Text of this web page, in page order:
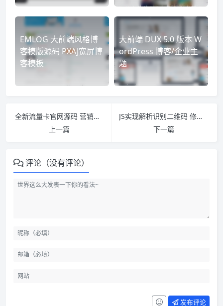
EMLOG 大前端风格博
客模版源码 PXAJ宽屏博
客模板
大前端 DUX 5.0 版本 W
ordPress 博客/企业主
题
全新流量卡官网源码 营销单页源码带后台 无限流量手机卡网站源码
上一篇
JS实现解析识别二维码 修复版
下一篇
评论（没有评论）
发布评论